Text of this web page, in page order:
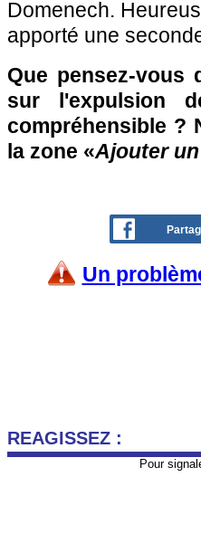
Domenech.
apporté une
Que pensez-vous
sur l'expulsion
compréhensible ?
la zone «Ajouter
Un
REAGISSEZ :
Pour